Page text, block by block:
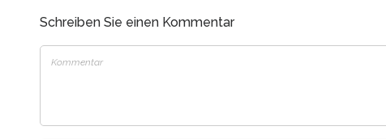
Schreiben Sie einen Kommentar